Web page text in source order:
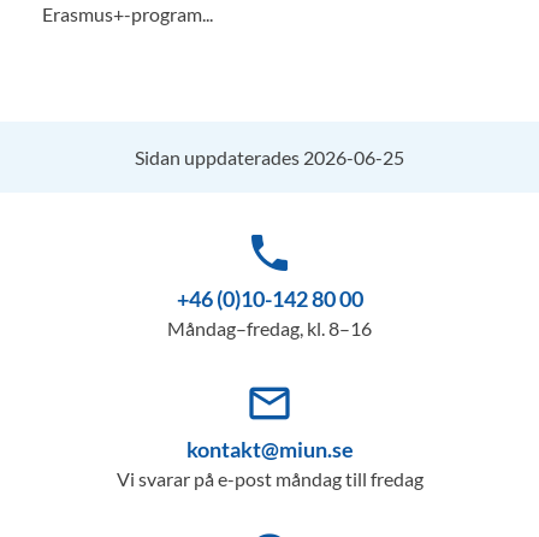
Erasmus+-program...
Sidan uppdaterades 2026-06-25
phone
+46 (0)10-142 80 00
Måndag–fredag, kl. 8–16
mail_outline
kontakt@miun.se
Vi svarar på e-post måndag till fredag